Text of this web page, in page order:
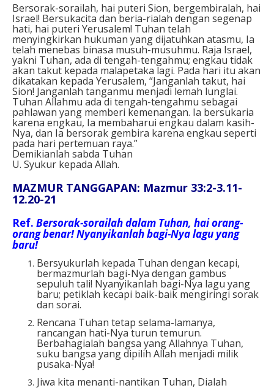
Bersorak-sorailah, hai puteri Sion, bergembiralah, hai
Israel! Bersukacita dan beria-rialah dengan segenap
hati, hai puteri Yerusalem! Tuhan telah
menyingkirkan hukuman yang dijatuhkan atasmu, Ia
telah menebas binasa musuh-musuhmu. Raja Israel,
yakni Tuhan, ada di tengah-tengahmu; engkau tidak
akan takut kepada malapetaka lagi. Pada hari itu akan
dikatakan kepada Yerusalem, “Janganlah takut, hai
Sion! Janganlah tanganmu menjadi lemah lunglai.
Tuhan Allahmu ada di tengah-tengahmu sebagai
pahlawan yang memberi kemenangan. Ia bersukaria
karena engkau, Ia membaharui engkau dalam kasih-
Nya, dan Ia bersorak gembira karena engkau seperti
pada hari pertemuan raya.”
Demikianlah sabda Tuhan
U. Syukur kepada Allah.
MAZMUR TANGGAPAN: Mazmur 33:2-3.11-
12.20-21
Ref. Bersorak-sorailah dalam Tuhan, hai orang-
orang benar! Nyanyikanlah bagi-Nya lagu yang
baru!
Bersyukurlah kepada Tuhan dengan kecapi,
bermazmurlah bagi-Nya dengan gambus
sepuluh tali! Nyanyikanlah bagi-Nya lagu yang
baru; petiklah kecapi baik-baik mengiringi sorak
dan sorai.
Rencana Tuhan tetap selama-lamanya,
rancangan hati-Nya turun temurun.
Berbahagialah bangsa yang Allahnya Tuhan,
suku bangsa yang dipilih Allah menjadi milik
pusaka-Nya!
Jiwa kita menanti-nantikan Tuhan, Dialah